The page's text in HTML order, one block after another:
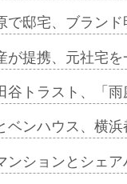
で邸宅、ブラン
が提携、元社宅
谷トラスト、「
ベンハウス、横
ンションとシェ